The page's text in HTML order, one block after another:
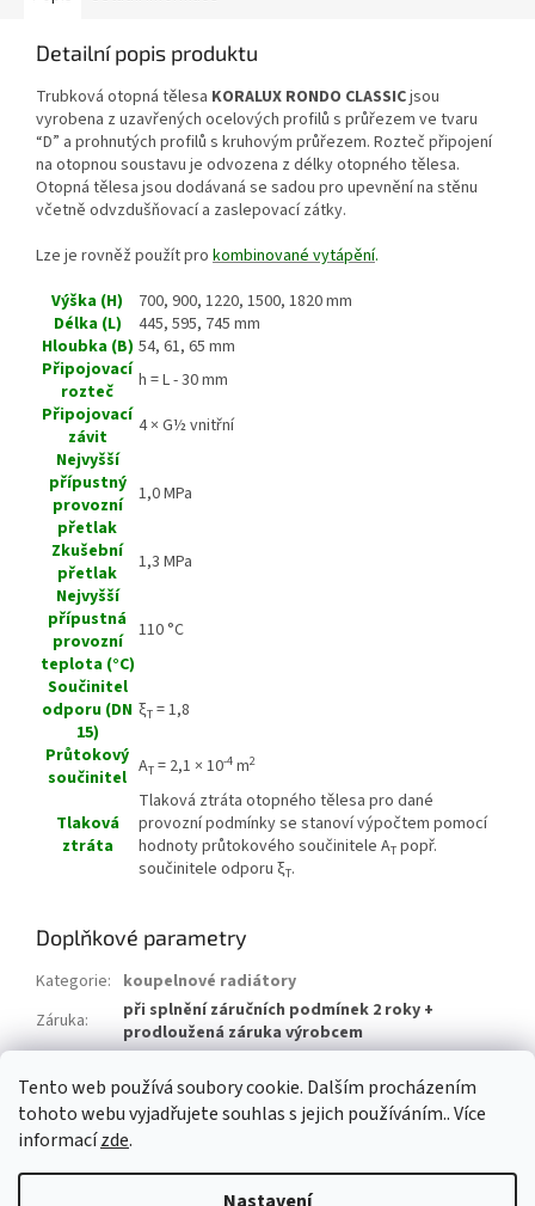
Tento web používá soubory cookie. Dalším procházením
tohoto webu vyjadřujete souhlas s jejich používáním.. Více
informacízde.
Detailní popis produktu
Trubková otopná tělesa KORALUX RONDO CLASSICjsou
vyrobena z uzavřených ocelových profilů s průřezem ve tvaru
“D” a prohnutých profilů s kruhovým průřezem. Rozteč připojení
na otopnou soustavu je odvozena z délky otopného tělesa.
Otopná tělesa jsou dodávaná se sadou pro upevnění na stěnu
včetně odvzdušňovací a zaslepovací zátky.
Lze je rovněž použít pro kombinované vytápění.
Výška (H)
700, 900, 1220, 1500, 1820 mm
Délka (L)
445, 595, 745 mm
Hloubka (B) 54, 61, 65 mm
Připojovací
rozteč
h = L - 30 mm
Připojovací
závit
4 × G½ vnitřní
Nejvyšší
přípustný
provozní
přetlak
1,0 MPa
Zkušební
přetlak
1,3 MPa
Nejvyšší
přípustná
provozní
teplota (°C)
110 °C
Součinitel
odporu (DN
15)
ξT = 1,8
Průtokový
součinitel AT = 2,1 × 10-4 m2
Tlaková
ztráta
Tlaková ztráta otopného tělesa pro dané
provozní podmínky se stanoví výpočtem pomocí
hodnoty průtokového součinitele AT popř.
součinitele odporu ξT.
Doplňkové parametry
Kategorie: koupelnové radiátory
Záruka:
při splnění záručních podmínek 2 roky +
prodloužená záruka výrobcem
EAN: 8590822993724